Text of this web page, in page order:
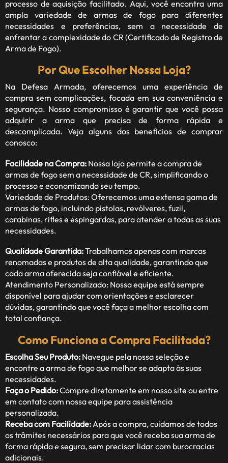
processo de aquisição facilitado. Aqui, você encontra uma
ampla variedade de armas de fogo para diferentes
necessidades e preferências, sem a necessidade de
enfrentar a complexidade do CR (Certificado de Registro de
Arma de Fogo).
Por Que Escolher Nossa Loja?
Na Defesa Armada, oferecemos uma experiência de
compra sem complicações, focada em sua conveniência e
segurança. Nosso compromisso é garantir que você possa
adquirir a arma que precisa de forma rápida e
descomplicada. Veja alguns dos benefícios de comprar
conosco:
Facilidade na Compra: Nossa loja permite a compra de
armas de fogo sem a necessidade de CR, simplificando o
processo e economizando seu tempo.
Variedade de Produtos: Oferecemos uma extensa gama de
armas de fogo, incluindo pistolas, revólveres, fuzil,
carabinas, rifles e espingardas, para atender a todas as suas
necessidades.
Qualidade Garantida:Trabalhamos apenas com marcas
renomadas e produtos de alta qualidade, garantindo que
cada arma oferecida seja confiável e eficiente.
Atendimento Personalizado: Nossa equipe está sempre
disponível para ajudar com orientações e esclarecer
dúvidas, garantindo que você faça a melhor escolha com
total confiança.
Como Funciona a Compra Facilitada?
Escolha Seu Produto: Navegue pela nossa seleção e
encontre a arma de fogo que melhor se adapta às suas
necessidades.
Faça o Pedido:Compre diretamente em nosso site ou entre
em contato com nossa equipe para assistência
personalizada.
Receba com Facilidade:Após a compra, cuidamos de todos
os trâmites necessários para que você receba sua arma de
forma rápida e segura, sem precisar lidar com burocracias
adicionais.